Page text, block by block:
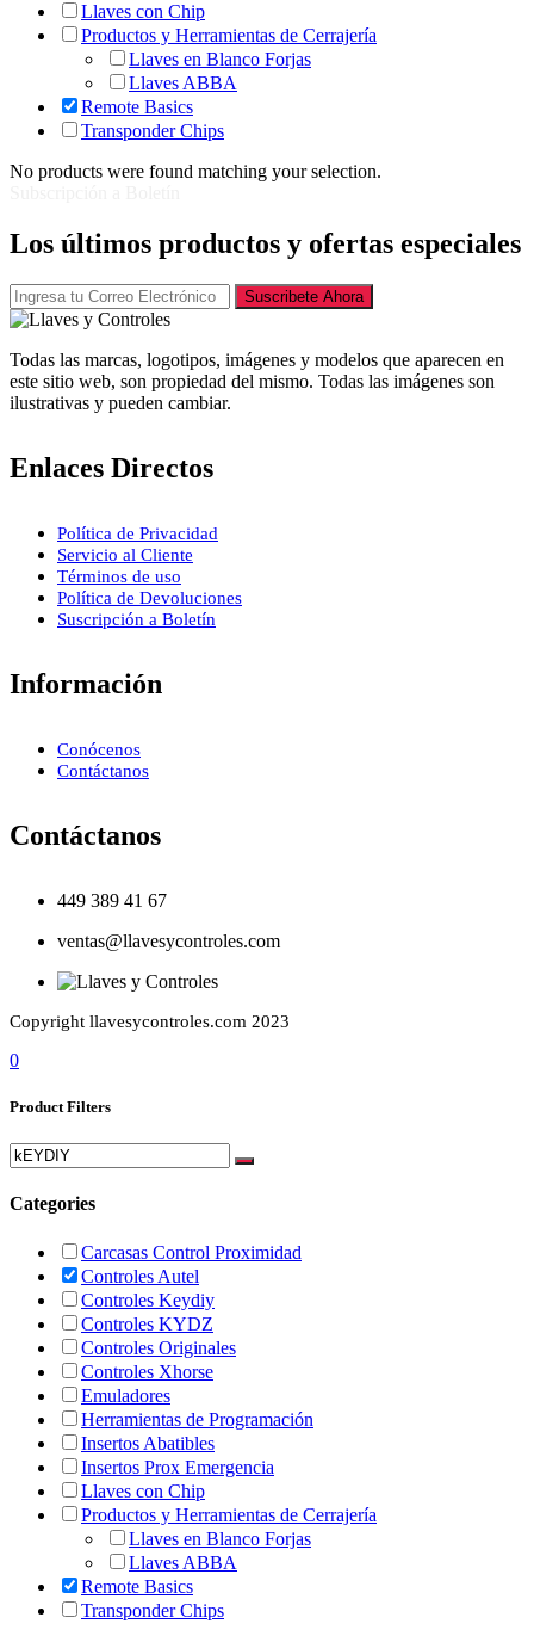
Llaves con Chip
Productos y Herramientas de Cerrajería
Llaves en Blanco Forjas
Llaves ABBA
Remote Basics
Transponder Chips
No products were found matching your selection.
Los últimos productos y ofertas especiales
Suscribete Ahora
Todas las marcas, logotipos, imágenes y modelos que aparecen en
este sitio web, son propiedad del mismo. Todas las imágenes son
ilustrativas y pueden cambiar.
Enlaces Directos
Política de Privacidad
Servicio al Cliente
Términos de uso
Política de Devoluciones
Suscripción a Boletín
Información
Conócenos
Contáctanos
Contáctanos
449 389 41 67
ventas@llavesycontroles.com
Copyright llavesycontroles.com 2023
0
Product Filters
Categories
Carcasas Control Proximidad
Controles Autel
Controles Keydiy
Controles KYDZ
Controles Originales
Controles Xhorse
Emuladores
Herramientas de Programación
Insertos Abatibles
Insertos Prox Emergencia
Llaves con Chip
Productos y Herramientas de Cerrajería
Llaves en Blanco Forjas
Llaves ABBA
Remote Basics
Transponder Chips